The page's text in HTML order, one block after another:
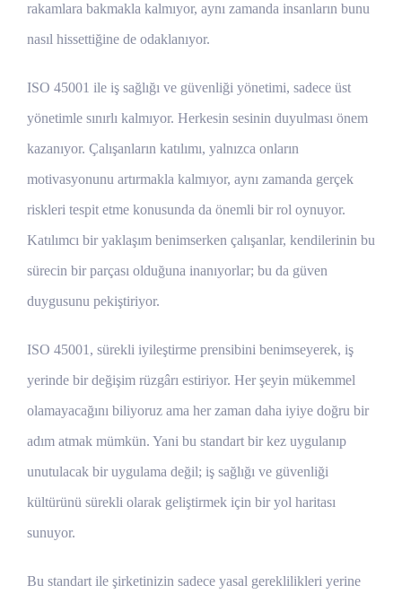
rakamlara bakmakla kalmıyor, aynı zamanda insanların bunu
nasıl hissettiğine de odaklanıyor.
ISO 45001 ile iş sağlığı ve güvenliği yönetimi, sadece üst
yönetimle sınırlı kalmıyor. Herkesin sesinin duyulması önem
kazanıyor. Çalışanların katılımı, yalnızca onların
motivasyonunu artırmakla kalmıyor, aynı zamanda gerçek
riskleri tespit etme konusunda da önemli bir rol oynuyor.
Katılımcı bir yaklaşım benimserken çalışanlar, kendilerinin bu
sürecin bir parçası olduğuna inanıyorlar; bu da güven
duygusunu pekiştiriyor.
ISO 45001, sürekli iyileştirme prensibini benimseyerek, iş
yerinde bir değişim rüzgârı estiriyor. Her şeyin mükemmel
olamayacağını biliyoruz ama her zaman daha iyiye doğru bir
adım atmak mümkün. Yani bu standart bir kez uygulanıp
unutulacak bir uygulama değil; iş sağlığı ve güvenliği
kültürünü sürekli olarak geliştirmek için bir yol haritası
sunuyor.
Bu standart ile şirketinizin sadece yasal gereklilikleri yerine